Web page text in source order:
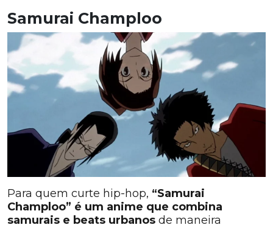
Samurai Champloo
Para quem curte hip-hop, “Samurai
Champloo” é um anime que combina
samurais e beats urbanos de maneira